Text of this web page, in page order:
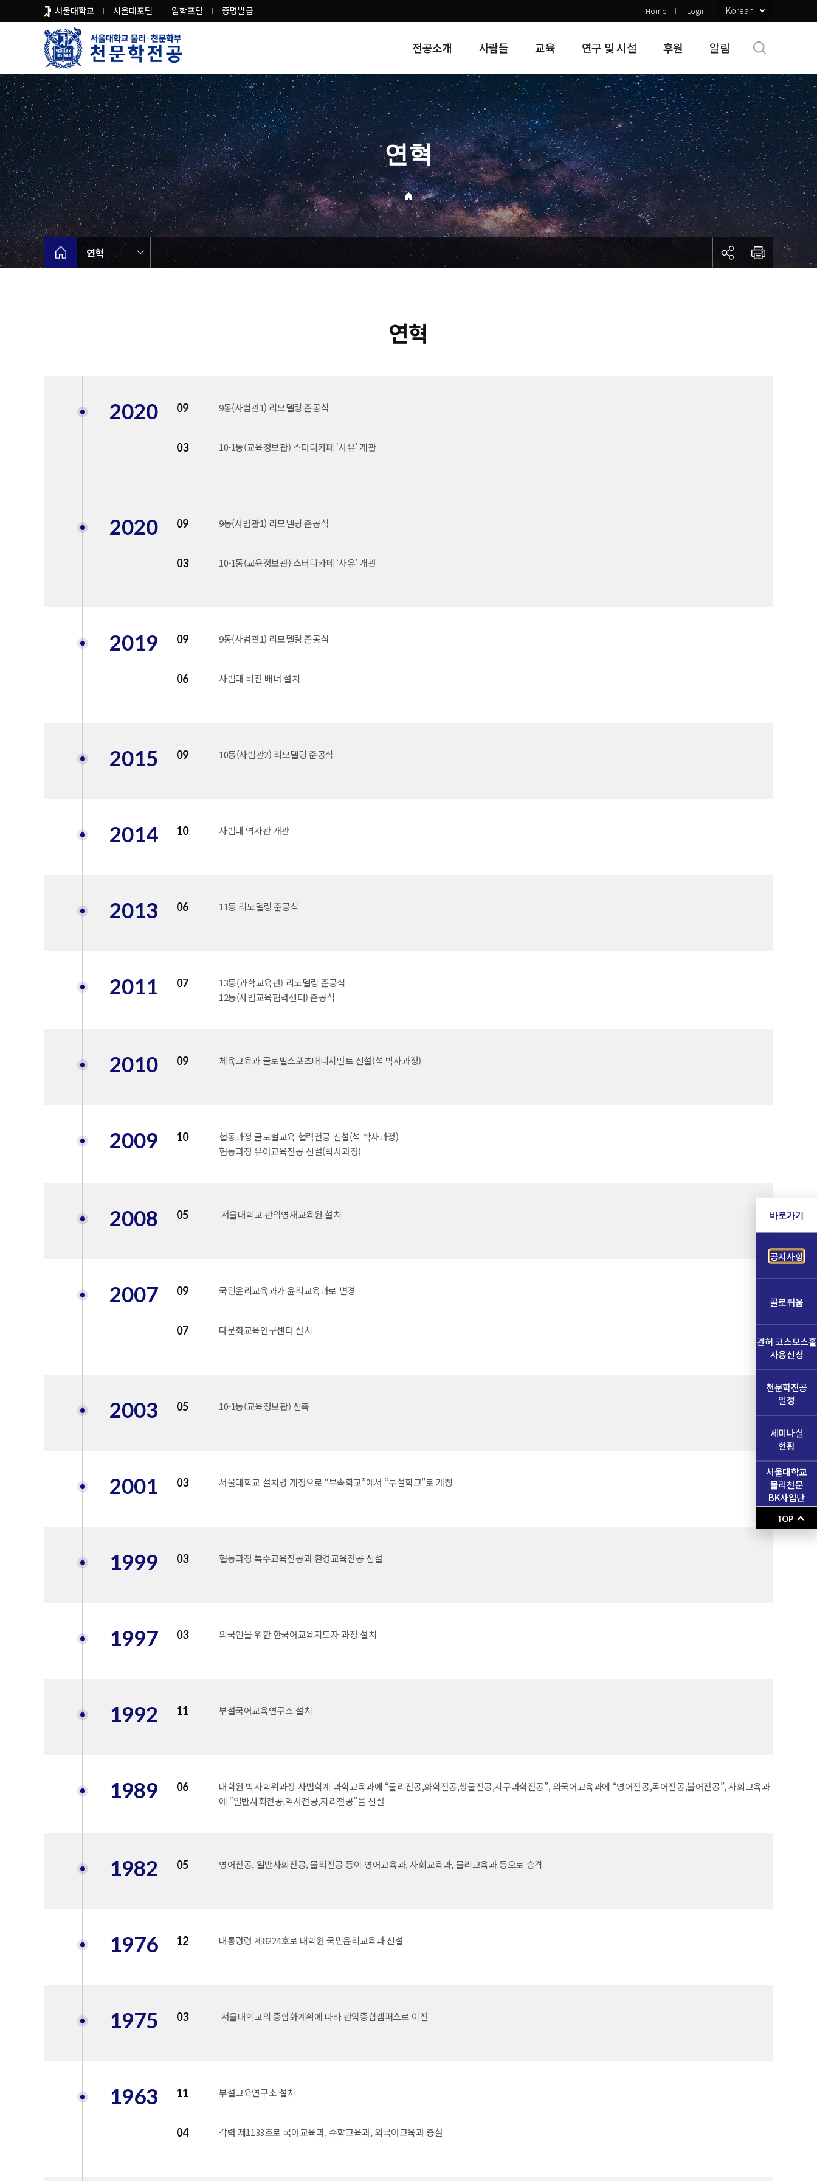
로
뉴
서울대학교 서울대포털 입학포털 증명발급 Home Login Korean
전공소개 사람들 교육 연구 및 시설 후원 알림
연혁
연혁
연혁
2020 09 9동(사범관1) 리모델링 준공식
03 10-1동(교육정보관) 스터디카페 ‘사유’ 개관
2020 09 9동(사범관1) 리모델링 준공식
03 10-1동(교육정보관) 스터디카페 ‘사유’ 개관
2019 09 9동(사범관1) 리모델링 준공식
06 사범대 비전 배너 설치
2015 09 10동(사범관2) 리모델링 준공식
2014 10 사범대 역사관 개관
2013 06 11동 리모델링 준공식
2011 07
13동(과학교육관) 리모델링 준공식
12동(사범교육협력센터) 준공식
2010 09 체육교육과 글로벌스포츠매니지먼트 신설(석 박사과정)
2009 10
협동과정 글로벌교육 협력전공 신설(석 박사과정)
협동과정 유아교육전공 신설(박사과정)
2008 05 서울대학교 관악영재교육원 설치
2007 09 국민윤리교육과가 윤리교육과로 변경
07 다문화교육연구센터 설치
2003 05 10-1동(교육정보관) 신축
2001 03 서울대학교 설치령 개정으로 “부속학교”에서 “부설학교”로 개칭
1999 03 협동과정 특수교육전공과 환경교육전공 신설
1997 03 외국인을 위한 한국어교육지도자 과정 설치
1992 11 부설국어교육연구소 설치
1989 06
대학원 박사학위과정 사범학계 과학교육과에 “물리전공,화학전공,생물전공,지구과학전공”, 외국어교육과에 “영어전공,독어전공,불어전공”, 사회교육과
에 “일반사회전공,역사전공,지리전공”을 신설
1982 05 영어전공, 일반사회전공, 물리전공 등이 영어교육과, 사회교육과, 물리교육과 등으로 승격
1976 12 대통령령 제8224호로 대학원 국민윤리교육과 신설
1975 03 서울대학교의 종합화계획에 따라 관악종합캠퍼스로 이전
1963 11 부설교육연구소 설치
04 각력 제1133호로 국어교육과, 수학교육과, 외국어교육과 증설
바로가기
공지사항
콜로퀴움
관허 코스모스홀
사용신청
천문학전공
일정
세미나실
현황
서울대학교
물리천문
BK사업단
TOP